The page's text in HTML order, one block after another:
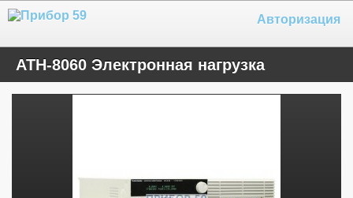
Авторизация
АТН-8060 Электронная нагрузка